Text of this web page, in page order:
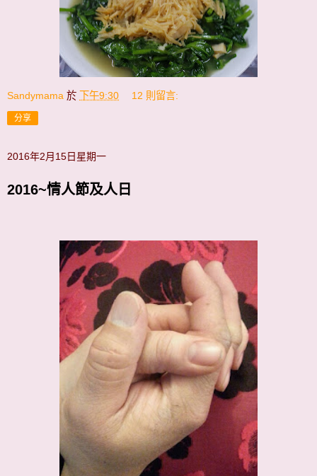
Sandymama 於 下午9:30 12 則留言:
分享
2016年2月15日星期一
2016~情人節及人日